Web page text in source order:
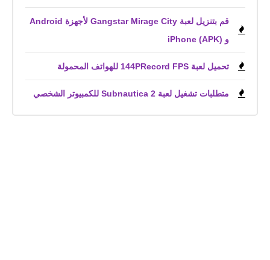
قم بتنزيل لعبة Gangstar Mirage City لأجهزة Android
و iPhone (APK)
تحميل لعبة 144PRecord FPS للهواتف المحمولة
متطلبات تشغيل لعبة Subnautica 2 للكمبيوتر الشخصي